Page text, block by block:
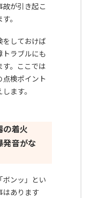
が引き起こ
。
をしておけば
ラブルにも
。ここでは
点検ポイント
ます。
の着火
発音がな
ンッ」とい
はあります